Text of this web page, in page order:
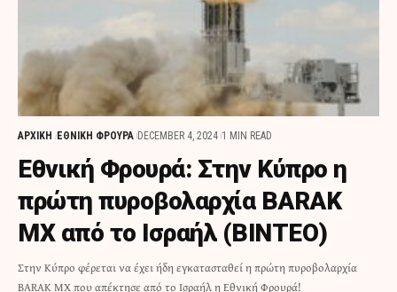
ΑΡΧΙΚΗ ΕΘΝΙΚΗ ΦΡΟΥΡΑ DECEMBER 4, 2024 1 MIN READ
Εθνική Φρουρά: Στην Κύπρο η
πρώτη πυροβολαρχία BARAK
MX από το Ισραήλ (BINTEO)
Στην Κύπρο φέρεται να έχει ήδη εγκατασταθεί η πρώτη πυροβολαρχία
BARAK MX που απέκτησε από το Ισραήλ η Εθνική Φρουρά!